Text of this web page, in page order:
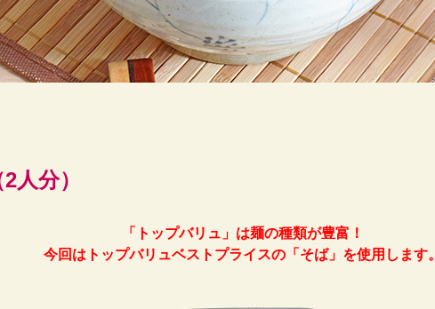
人分）
「トップバリュ」は麺の種類が豊富！
今回はトップバリュベストプライスの「そば」を使用します。